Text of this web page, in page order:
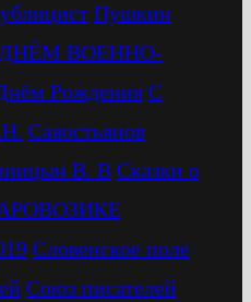
Пушкин
ВОЕННО-
Рождения С
Савостьянов
В. В Сказки о
Словенское поле
Союз писателей